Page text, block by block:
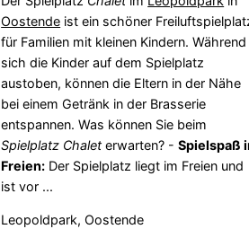
Oostende ist ein schöner
für Familien mit kleinen Kindern. Während
sich die Kinder auf dem Spielplatz
austoben, können die Eltern in der Nähe
bei einem Getränk in der Brasserie
entspannen. Was können Sie beim
Spielplatz Chalet erwarten? -Spielspaß
Freien: Der Spielplatz liegt im Freien und
ist vor ...
Leopoldpark, Oostende